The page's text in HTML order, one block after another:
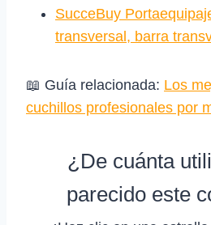
SucceBuy
transversal, barra
📖 Guía relacionada: Los
cuchillos profesionales por
¿De cuánta
parecido este